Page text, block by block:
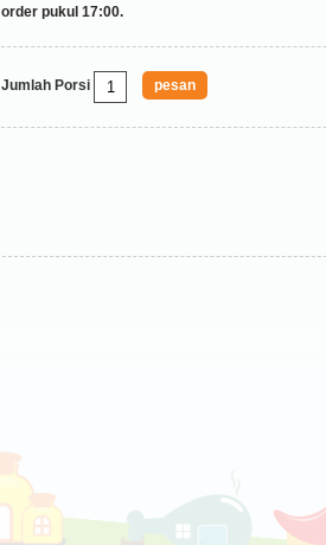
order pukul 17:00.
Jumlah Porsi